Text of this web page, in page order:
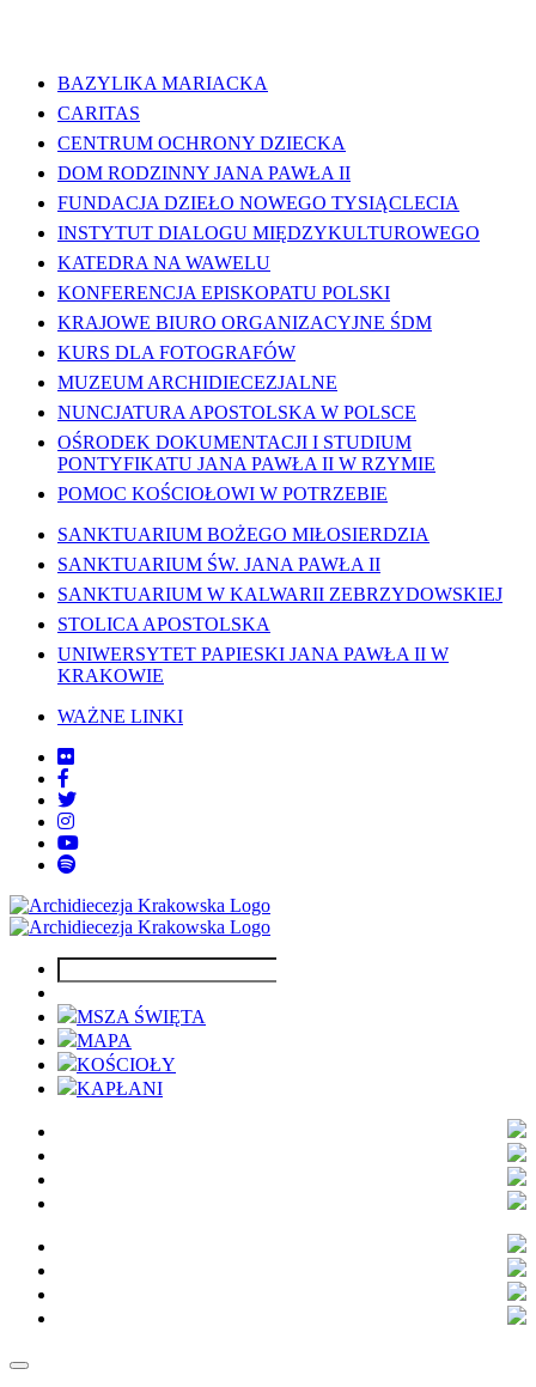
BAZYLIKA MARIACKA
CARITAS
CENTRUM OCHRONY DZIECKA
DOM RODZINNY JANA PAWŁA II
FUNDACJA DZIEŁO NOWEGO TYSIĄCLECIA
INSTYTUT DIALOGU MIĘDZYKULTUROWEGO
KATEDRA NA WAWELU
KONFERENCJA EPISKOPATU POLSKI
KRAJOWE BIURO ORGANIZACYJNE ŚDM
KURS DLA FOTOGRAFÓW
MUZEUM ARCHIDIECEZJALNE
NUNCJATURA APOSTOLSKA W POLSCE
OŚRODEK DOKUMENTACJI I STUDIUM
PONTYFIKATU JANA PAWŁA II W RZYMIE
POMOC KOŚCIOŁOWI W POTRZEBIE
SANKTUARIUM BOŻEGO MIŁOSIERDZIA
SANKTUARIUM ŚW. JANA PAWŁA II
SANKTUARIUM W KALWARII ZEBRZYDOWSKIEJ
STOLICA APOSTOLSKA
UNIWERSYTET PAPIESKI JANA PAWŁA II W
KRAKOWIE
WAŻNE LINKI
MSZA ŚWIĘTA
MAPA
KOŚCIOŁY
KAPŁANI